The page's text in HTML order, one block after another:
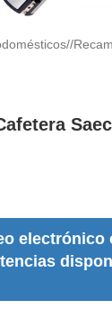
/
electrónico